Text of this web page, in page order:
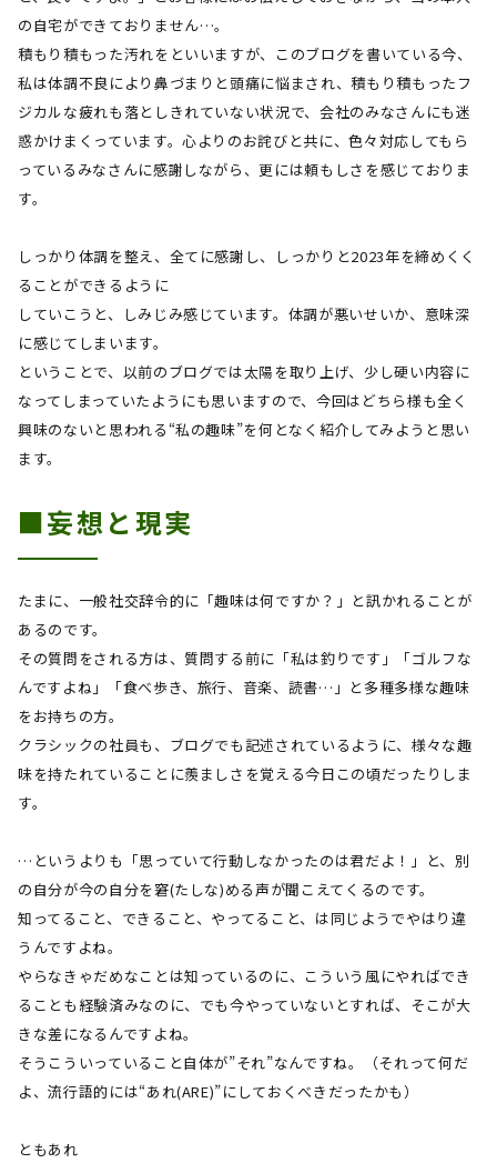
の自宅ができておりません…。
積もり積もった汚れをといいますが、このブログを書いている今、
私は体調不良により鼻づまりと頭痛に悩まされ、積もり積もったフ
ジカルな疲れも落としきれていない状況で、会社のみなさんにも迷
惑かけまくっています。心よりのお詫びと共に、色々対応してもら
っているみなさんに感謝しながら、更には頼もしさを感じておりま
す。
しっかり体調を整え、全てに感謝し、しっかりと2023年を締めくく
ることができるように
していこうと、しみじみ感じています。体調が悪いせいか、意味深
に感じてしまいます。
ということで、以前のブログでは太陽を取り上げ、少し硬い内容に
なってしまっていたようにも思いますので、今回はどちら様も全く
興味のないと思われる“私の趣味”を何となく紹介してみようと思い
ます。
■妄想と現実
たまに、一般社交辞令的に「趣味は何ですか？」と訊かれることが
あるのです。
その質問をされる方は、質問する前に「私は釣りです」「ゴルフな
んですよね」「食べ歩き、旅行、音楽、読書…」と多種多様な趣味
をお持ちの方。
クラシックの社員も、ブログでも記述されているように、様々な趣
味を持たれていることに羨ましさを覚える今日この頃だったりしま
す。
…というよりも「思っていて行動しなかったのは君だよ！」と、別
の自分が今の自分を窘(たしな)める声が聞こえてくるのです。
知ってること、できること、やってること、は同じようでやはり違
うんですよね。
やらなきゃだめなことは知っているのに、こういう風にやればでき
ることも経験済みなのに、でも今やっていないとすれば、そこが大
きな差になるんですよね。
そうこういっていること自体が”それ”なんですね。（それって何だ
よ、流行語的には“あれ(ARE)”にしておくべきだったかも）
ともあれ